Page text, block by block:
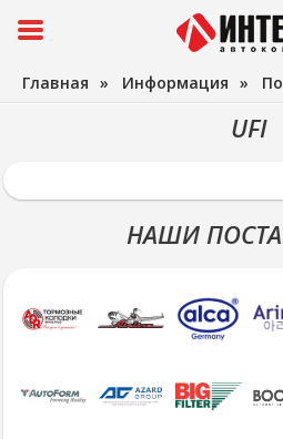
Главная » Информация »
UFI
НАШИ